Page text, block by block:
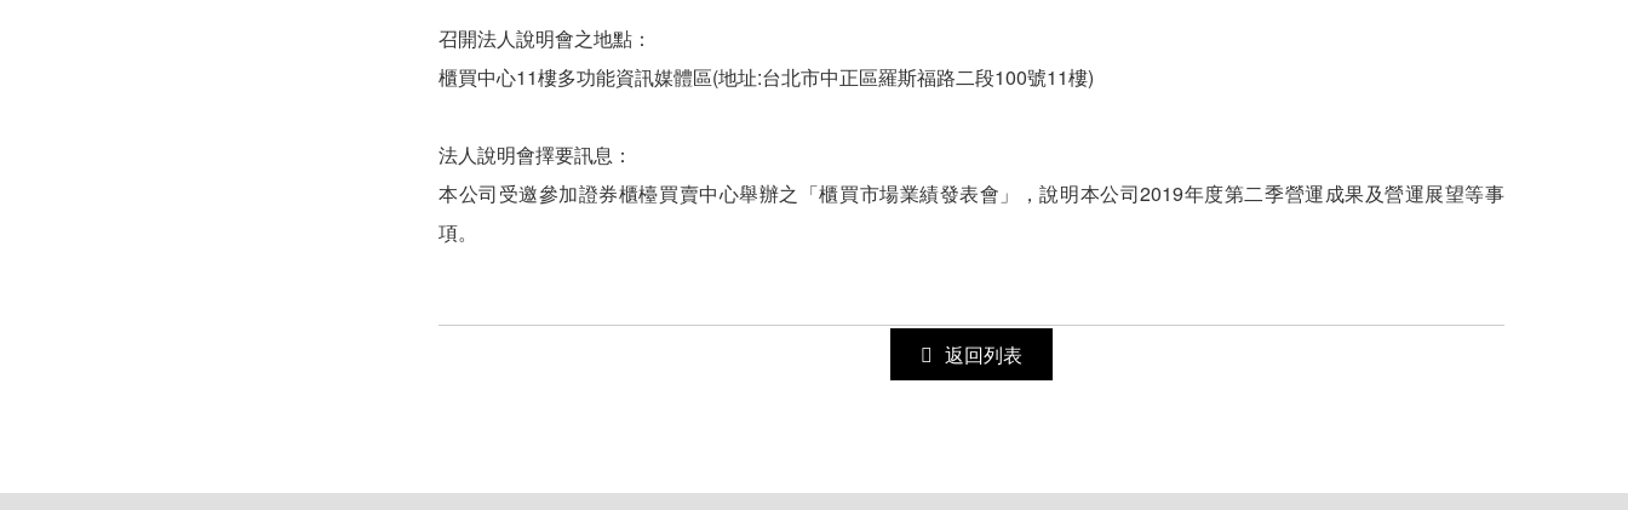
召開法人說明會之地點：
櫃買中心11樓多功能資訊媒體區(地址:台北市中正區羅斯福路二段100號11樓)
法人說明會擇要訊息：
本公司受邀參加證券櫃檯買賣中心舉辦之「櫃買市場業績發表會」，說明本公司2019年度第二季營運成果及營運展望等事
項。
返回列表